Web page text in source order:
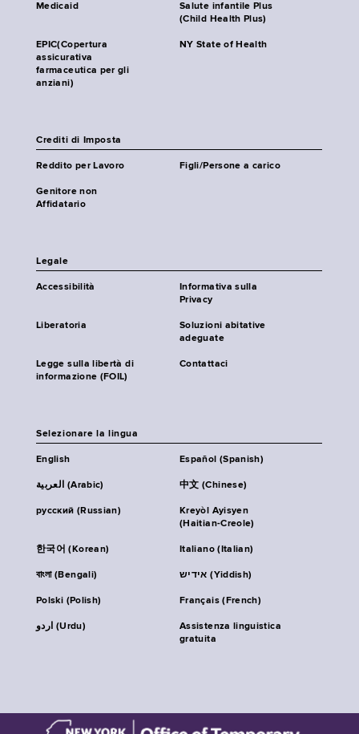
Medicaid
Salute infantile Plus
(Child Health Plus)
EPIC(Copertura
assicurativa
farmaceutica per gli
anziani)
NY State of Health
Crediti di Imposta
Reddito per Lavoro Figli/Persone a carico
Genitore non
Affidatario
Legale
Accessibilità
Informativa sulla
Privacy
Liberatoria
Soluzioni abitative
adeguate
Legge sulla libertà di
informazione (FOIL)
Contattaci
Selezionare la lingua
English Español (Spanish)
العربية (Arabic) 中文 (Chinese)
русский (Russian)
Kreyòl Ayisyen
(Haitian-Creole)
한국어 (Korean) Italiano (Italian)
বাংলা (Bengali) אידיש (Yiddish)
Polski (Polish) Français (French)
اردو (Urdu)
Assistenza linguistica
gratuita